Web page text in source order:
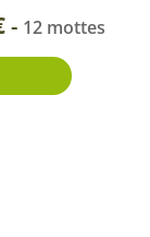
- 12 mottes